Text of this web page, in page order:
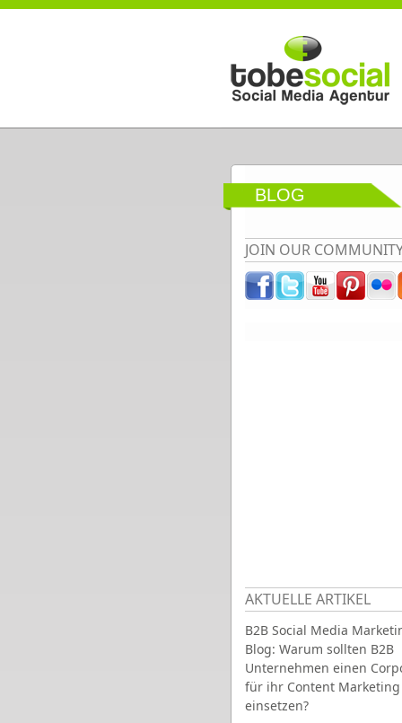
Direkt zum Inhalt
BLOG
JOIN OUR
AKTUELLE ARTIKEL
B2B Social Media
Blog: Warum sollten B2B
Unternehmen einen
für ihr Content Marketing
einsetzen?